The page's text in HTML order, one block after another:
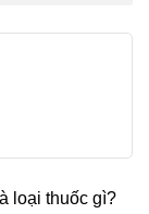
loại thuốc gì?